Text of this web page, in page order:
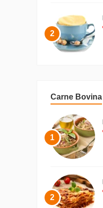
2
Carne Bovina
1
2